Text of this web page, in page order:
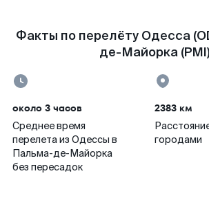
Факты по перелёту Одесса
де-Майорка
около 3 часов
Среднее время
перелета из Одессы в
Пальма-де-Майорка
без пересадок
2383 км
городами